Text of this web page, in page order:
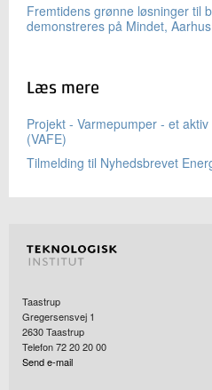
Fremtidens grønne løsninger til
demonstreres på Mindet,
Læs mere
Projekt - Varmepumper - et
(VAFE)
Tilmelding til Nyhedsbrevet
Taastrup
Gregersensvej 1
2630Taastrup
Telefon 72 20 20 00
Send e-mail